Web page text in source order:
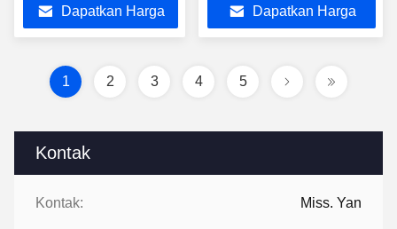
Kontak
Kontak: Miss. Yan
bahan bakar
Dapatkan Harga
Dapatkan Harga
1 2 3 4 5